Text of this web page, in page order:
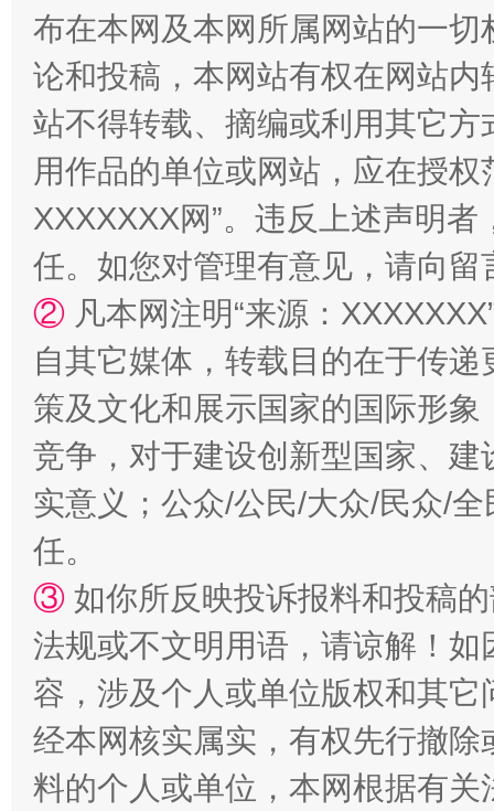
布在本网及本网所属网站的一
论和投稿，本网站有权在网站
站不得转载、摘编或利用其它
用作品的单位或网站，应在授
XXXXXXX网”。违反上述声明
任。如您对管理有意见，请向
② 凡本网注明“来源：
自其它媒体，转载目的在于传
策及文化和展示国家的国际形
竞争，对于建设创新型国家、
实意义；公众/公民/大众/民众/
任。
③ 如你所反映投诉报料和投稿
法规或不文明用语，请谅解！
容，涉及个人或单位版权和其它
经本网核实属实，有权先行撤
料的个人或单位，本网根据有